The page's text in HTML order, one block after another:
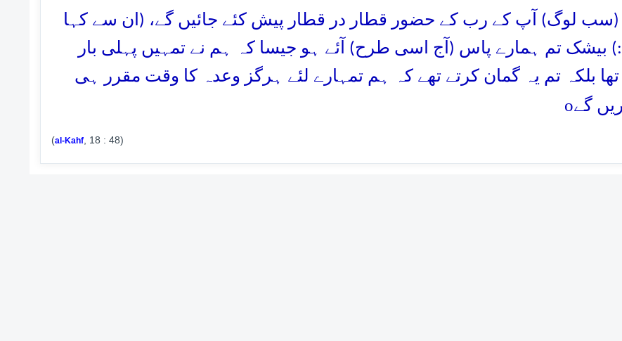
(سب لوگ) آپ کے رب کے حضور قطار در قطار پیش کئے جائیں گے، (ان سے کہا
بیشک تم ہمارے پاس (آج اسی طرح) آئے ہو جیسا کہ ہم نے تمہیں پہلی بار
تھا بلکہ تم یہ گمان کرتے تھے کہ ہم تمہارے لئے ہرگز وعدہ کا وقت مقرر ہی
گےo
(al-Kahf, 18 : 48)